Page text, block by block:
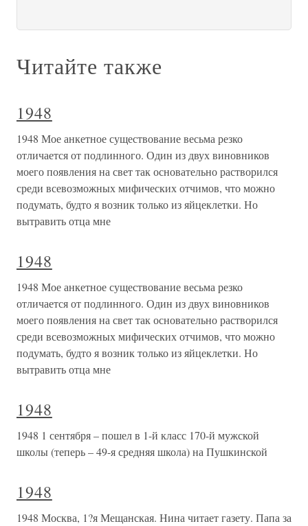
Читайте также
1948
1948 Мое анкетное существование весьма резко
отличается от подлинного. Один из двух виновников
моего появления на свет так основательно растворился
среди всевозможных мифических отчимов, что можно
подумать, будто я возник только из яйцеклетки. Но
вытравить отца мне
1948
1948 Мое анкетное существование весьма резко
отличается от подлинного. Один из двух виновников
моего появления на свет так основательно растворился
среди всевозможных мифических отчимов, что можно
подумать, будто я возник только из яйцеклетки. Но
вытравить отца мне
1948
1948 1 сентября – пошел в 1-й класс 170-й мужской
школы (теперь – 49-я средняя школа) на Пушкинской
1948
1948 Москва, 1?я Мещанская. Нина читает газету. Папа за